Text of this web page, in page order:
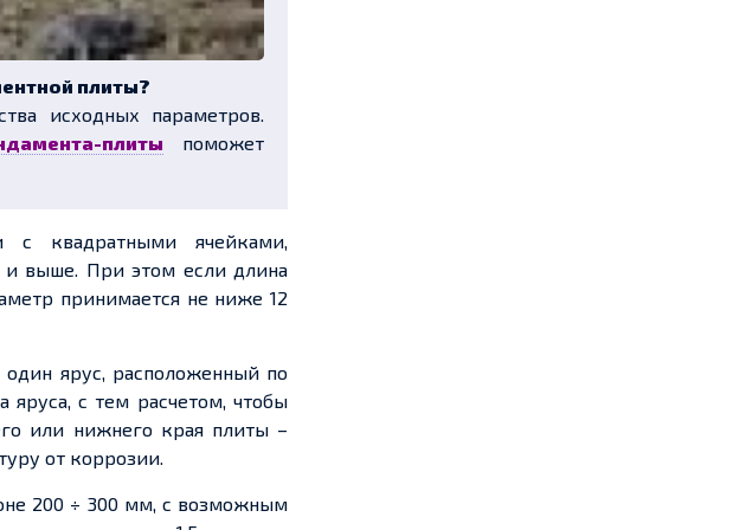
плиты?
исходных параметров.
плиты поможет
с квадратными ячейками,
и выше. При этом если длина
принимается не ниже 12
ярус, расположенный по
с тем расчетом, чтобы
или нижнего края плиты –
от коррозии.
200 ÷ 300 мм, с возможным